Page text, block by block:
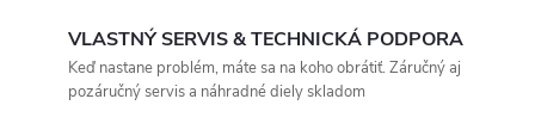
VLASTNÝ SERVIS & TECHNICKÁ PODPORA
Keď nastane problém, máte sa na koho obrátiť. Záručný aj
pozáručný servis a náhradné diely skladom